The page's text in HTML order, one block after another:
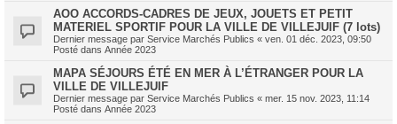
AOO ACCORDS-CADRES DE JEUX, JOUETS ET PETIT
MATERIEL SPORTIF POUR LA VILLE DE VILLEJUIF (7 lots)
Dernier message par Service Marchés Publics « ven. 01 déc. 2023, 09:50
Posté dans Année 2023
MAPA SÉJOURS ÉTÉ EN MER À L’ÉTRANGER POUR LA
VILLE DE VILLEJUIF
Dernier message par Service Marchés Publics « mer. 15 nov. 2023, 11:14
Posté dans Année 2023